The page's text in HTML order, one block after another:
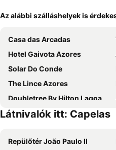
Az alábbi szálláshelyek is
Casa das Arcadas
Hotel Gaivota Azores
Solar Do Conde
The Lince Azores
Doubletree By Hilton Lagoa Azores
MS Vila Nova
Vila Gale Collection S.Miguel
Látnivalók itt: Capelas
Repülőtér João Paulo II